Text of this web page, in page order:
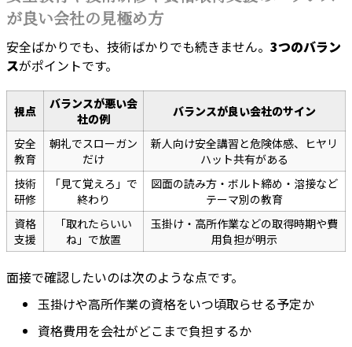
が良い会社の見極め方
安全ばかりでも、技術ばかりでも続きません。 3つのバラン
スがポイントです。
視点
バランスが悪い会
社の例
バランスが良い会社のサイン
安全
教育
朝礼でスローガン
だけ
新人向け安全講習と危険体感、ヒヤリ
ハット共有がある
技術
研修
「見て覚えろ」で
終わり
図面の読み方・ボルト締め・溶接など
テーマ別の教育
資格
支援
「取れたらいい
ね」で放置
玉掛け・高所作業などの取得時期や費
用負担が明示
面接で確認したいのは次のような点です。
玉掛けや高所作業の資格をいつ頃取らせる予定か
資格費用を会社がどこまで負担するか